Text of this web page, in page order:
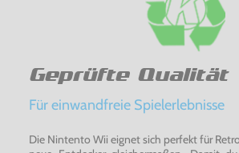
Geprüfte Qualität
Für einwandfreie Spielerlebnisse
Die Nintento Wii eignet sich perfekt für